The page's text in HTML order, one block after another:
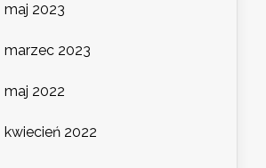
maj 2023
marzec 2023
maj 2022
kwiecień 2022